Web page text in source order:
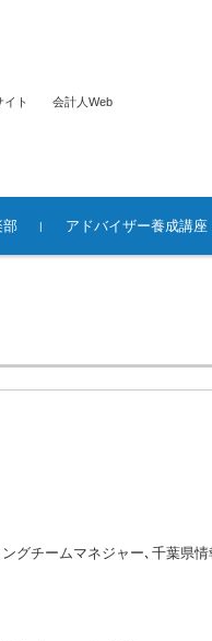
ト 会計人Web
部 アドバイザー養成講座
グチームマネジャー､千葉県